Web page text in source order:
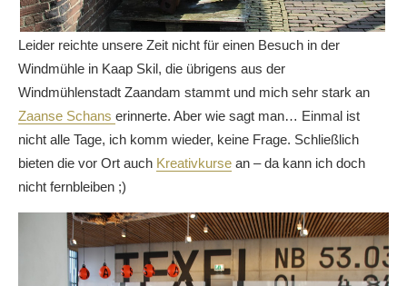
Leider reichte unsere Zeit nicht für einen Besuch in der
Windmühle in Kaap Skil, die übrigens aus der
Windmühlenstadt Zaandam stammt und mich sehr stark an
Zaanse Schans erinnerte. Aber wie sagt man… Einmal ist
nicht alle Tage, ich komm wieder, keine Frage. Schließlich
bieten die vor Ort auch Kreativkurse an – da kann ich doch
nicht fernbleiben ;)